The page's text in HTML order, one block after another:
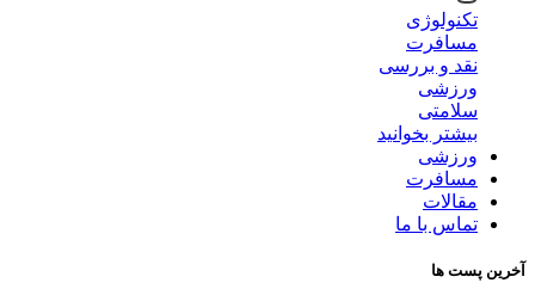
تکنولوژی
مسافرت
نقد و بررسی
ورزشی
سلامتی
بیشتر بخوانید
ورزشی
مسافرت
مقالات
تماس با ما
آخرین پست ها